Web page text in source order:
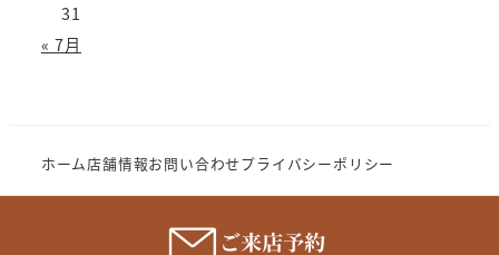
31
« 7月
ホーム店舗情報お問い合わせプライバシーポリシー
Copyright (c) 2023 MeganenoImahori.All rights